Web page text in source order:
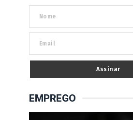
Assinar
EMPREGO